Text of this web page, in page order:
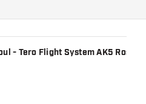
- Tero Flight System AK5 Rost